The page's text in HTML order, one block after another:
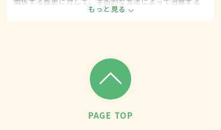
外科の一領域で、血管系をより専門としています。
もっと見る
PAGE TOP